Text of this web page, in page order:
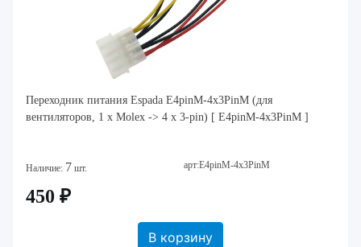
Переходник питания Espada E4pinM-4x3PinM (для
вентиляторов, 1 x Molex -> 4 x 3-pin) [ E4pinM-4x3PinM ]
Наличие: 7 шт. арт:E4pinM-4x3PinM
450 ₽
В корзину